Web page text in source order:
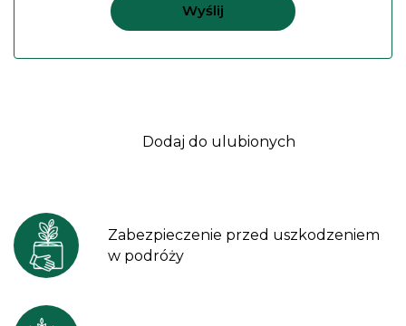
Dodaj do ulubionych
Zabezpieczenie przed uszkodzeniem
w podróży